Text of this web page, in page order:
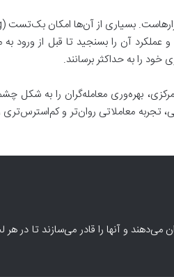
آن را بسنجید تا قبل از ورود
را به حداکثر برسانند.
بهره‌وری معامله‌گران را به شکل
تجربه معاملاتی روان‌تر و
می‌دهند و آنها را قادر می‌سازند تا در هر